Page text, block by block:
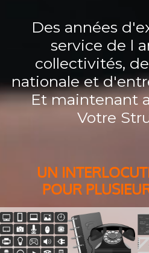
Des années
service de l
collectivités,
nationale et
Et maintenant
Votre
UN
POUR